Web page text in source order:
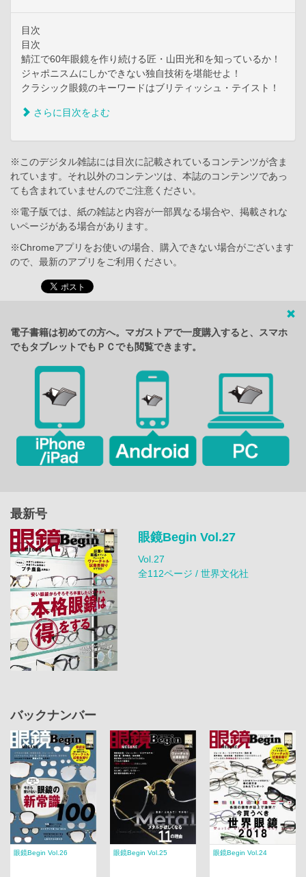
目次
目次
鯖江で60年眼鏡を作り続ける匠・山田光和を知っているか！
ジャポニスムにしかできない独自技術を堪能せよ！
クラシック眼鏡のキーワードはブリティッシュ・テイスト！
さらに目次をよむ
※このデジタル雑誌には目次に記載されているコンテンツが含ま
れています。それ以外のコンテンツは、本誌のコンテンツであっ
ても含まれていませんのでご注意ください。
※電子版では、紙の雑誌と内容が一部異なる場合や、掲載されな
いページがある場合があります。
※Chromeアプリをお使いの場合、購入できない場合がございます
ので、最新のアプリをご利用ください。
電子書籍は初めての方へ。マガストアで一度購入すると、スマホ
でもタブレットでもＰＣでも閲覧できます。
最新号
眼鏡Begin Vol.27
Vol.27
全112ページ / 世界文化社
バックナンバー
眼鏡Begin Vol.26 眼鏡Begin Vol.25 眼鏡Begin Vol.24